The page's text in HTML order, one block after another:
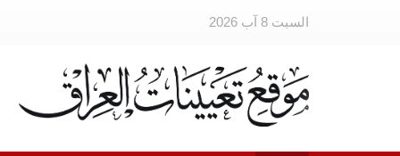
السبت 8 آب 2026